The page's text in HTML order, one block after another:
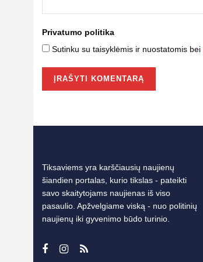
Privatumo politika
Sutinku su taisyklėmis ir nuostatomis bei
Tiksaviems yra karščiausių naujienų
šiandien portalas, kurio tikslas - pateikti
savo skaitytojams naujienas iš viso
pasaulio. Apžvelgiame viską - nuo politinių
naujienų iki gyvenimo būdo turinio.